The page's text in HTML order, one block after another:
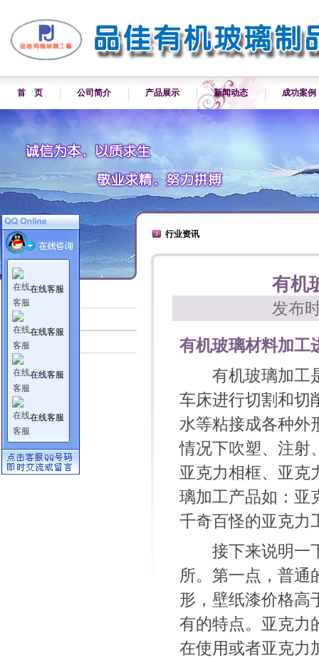
首 页 公司简介 产品展示 新闻动态 成功案例
新闻动态
行业资讯
行业资讯
有机
发布
有机玻璃材料加工
有机玻璃加工是
车床进行切割和切
水等粘接成各种外
情况下吹塑、注射
亚克力相框、亚克
璃加工产品如：亚
千奇百怪的亚克力
接下来说明一下
所。第一点，普通
形，壁纸漆价格高
有的特点。亚克力
在使用或者亚克力
在线客服
在线客服
在线客服
在线客服